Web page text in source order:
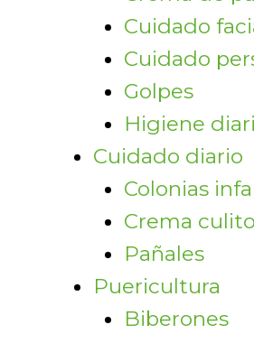
Cuidado
Cuidado
Golpes
Higiene
Cuidado diario
Colonias
Crema culito
Pañales
Puericultura
Biberones